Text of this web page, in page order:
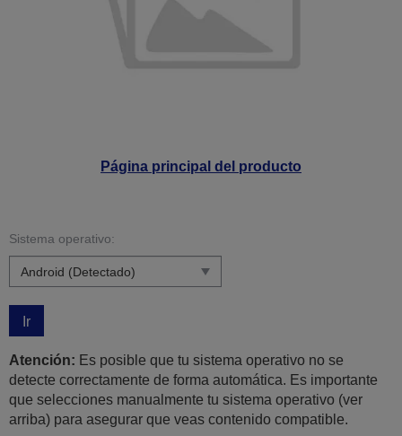
Página principal del producto
Sistema operativo:
Ir
Atención: Es posible que tu sistema operativo no se
detecte correctamente de forma automática. Es importante
que selecciones manualmente tu sistema operativo (ver
arriba) para asegurar que veas contenido compatible.